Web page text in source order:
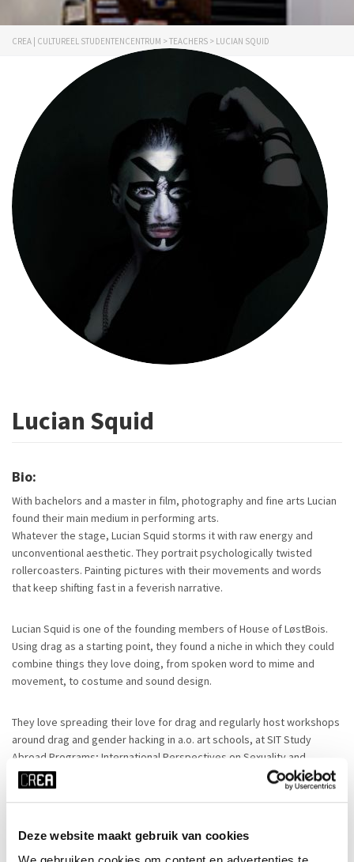
Deze website maakt gebruik van cookies
CREA | CULTUREEL STUDENTENCENTRUM > TEACHERS > LUCIAN SQUID
Lucian Squid
Bio:
With bachelors and a master in film, photography and fine arts Lucian
found their main medium in performing arts.
Whatever the stage, Lucian Squid storms it with raw energy and
unconventional aesthetic. They portrait psychologically twisted
rollercoasters. Painting pictures with their movements and words
that keep shifting fast in a feverish narrative.
Lucian Squid is one of the founding members of House of LøstBois.
Using drag as a starting point, they found a niche in which they could
combine things they love doing, from spoken word to mime and
movement, to costume and sound design.
They love spreading their love for drag and regularly host workshops
around drag and gender hacking in a.o. art schools, at SIT Study
Abroad Programs; International Perspectives on Sexuality and
Gender.
Cursussen door deze docent: